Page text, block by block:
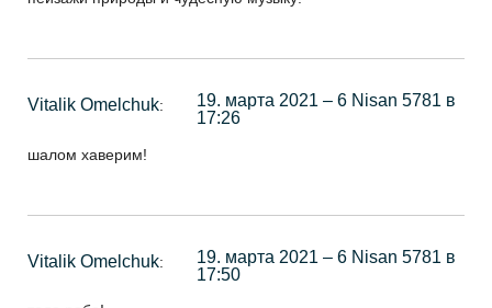
Vitalik Omelchuk:
19. марта 2021 – 6 Nisan 5781 в
17:26
шалом хаверим!
Vitalik Omelchuk:
19. марта 2021 – 6 Nisan 5781 в
17:50